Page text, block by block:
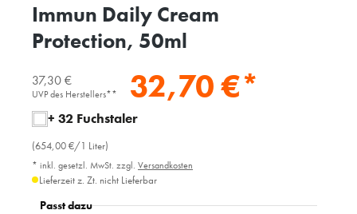
Immun Daily Cream
Protection, 50ml
37,30 €
UVP des Herstellers** 32,70 €*
+ 32 Fuchstaler
(654,00 €/1 Liter)
* inkl. gesetzl. MwSt. zzgl. Versandkosten
Lieferzeit z. Zt. nicht Lieferbar
Passt dazu